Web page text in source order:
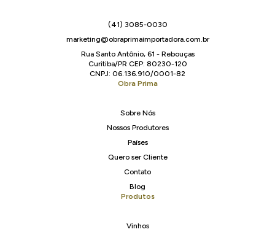
(41) 3085-0030
marketing@obraprimaimportadora.com.br
Rua Santo Antônio, 61 - Rebouças
Curitiba/PR CEP: 80230-120
CNPJ: 06.136.910/0001-82
Obra Prima
Sobre Nós
Nossos Produtores
Países
Quero ser Cliente
Contato
Blog
Produtos
Vinhos